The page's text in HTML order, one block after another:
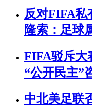
反对FIFA私
隆索：足球
FIFA驳斥大
“公开民主”
中北美足联